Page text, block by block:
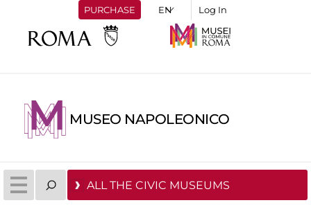
PURCHASE Log In
MUSEO NAPOLEONICO
ALL THE CIVIC MUSEUMS